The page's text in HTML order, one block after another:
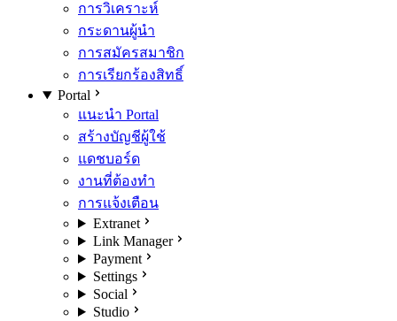
การวิเคราะห์
กระดานผู้นำ
การสมัครสมาชิก
การเรียกร้องสิทธิ์
Portal
แนะนำ Portal
สร้างบัญชีผู้ใช้
แดชบอร์ด
งานที่ต้องทำ
การแจ้งเตือน
Extranet
Link Manager
Payment
Settings
Social
Studio